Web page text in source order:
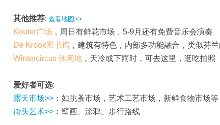
其他推荐: 查看地图>>
Kouter广场 ，周日有鲜花市场，5-9月还有免费音乐会演奏
De Krook图书馆 ，建筑有特色，内部多功能融合，类似芬
Wintercircus 休闲地 ，天冷或下雨时，可去这里，逛吃拍照
爱好者可选:
露天市场>> ：如跳蚤市场，艺术工艺市场，新鲜食物市场等
街头艺术>> ：壁画、涂鸦、步行路线